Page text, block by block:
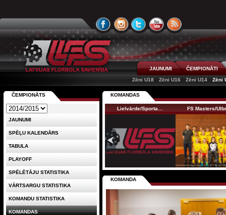
JAUNUMI
ČEMPIONĀTI
Zēni U18
Zēni U16 Zēni U14 Zēni
KOMANDAS
Lielvārde/Sporta… FS Masters/
KOMANDA
ČEMPIONĀTS
JAUNUMI
SPĒĻU KALENDĀRS
TABULA
PLAYOFF
SPĒLĒTĀJU STATISTIKA
VĀRTSARGU STATISTIKA
KOMANDU STATISTIKA
KOMANDAS